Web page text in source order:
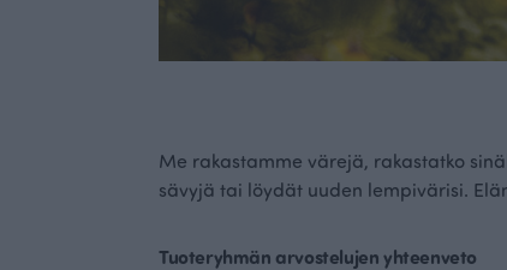
Me rakastamme värejä, rakastatko
sävyjä tai löydät uuden lempivärisi.
Tuoteryhmän arvostelujen yhteenveto